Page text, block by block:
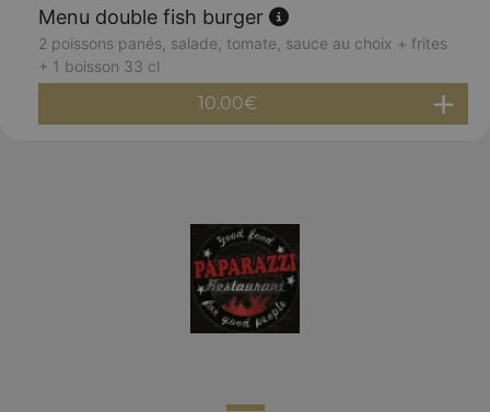
Menu double fish burger
2 poissons panés, salade, tomate, sauce au choix + frites
+ 1 boisson 33 cl
10.00€